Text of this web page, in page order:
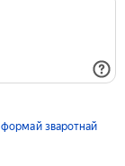
формай зваротнай